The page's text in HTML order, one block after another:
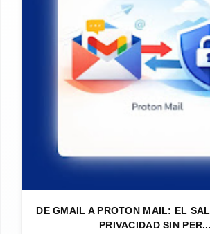
DE GMAIL A PROTON MAIL: EL
PRIVACIDAD SIN PER...